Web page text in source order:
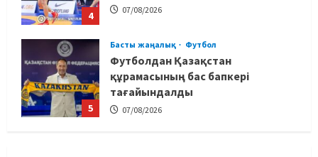
4 07/08/2026
5
Басты жаңалық Футбол
Футболдан Қазақстан
құрамасының бас бапкері
тағайындалды
07/08/2026